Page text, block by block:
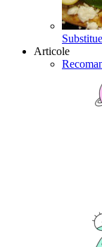
Articole